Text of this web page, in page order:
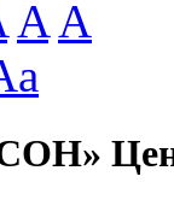
A A